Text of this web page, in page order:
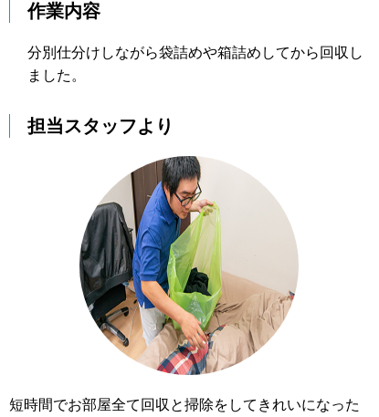
作業内容
分別仕分けしながら袋詰めや箱詰めしてから回収し
ました。
担当スタッフより
短時間でお部屋全て回収と掃除をしてきれいになった